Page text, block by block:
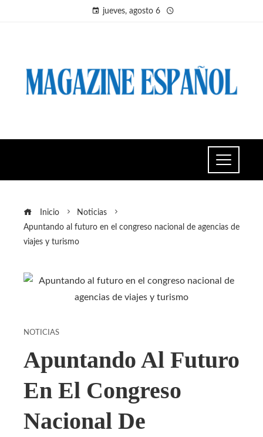
jueves, agosto 6
Inicio
Noticias
Apuntando al futuro en el congreso nacional de agencias de
viajes y turismo
NOTICIAS
Apuntando Al Futuro
En El Congreso
Nacional De